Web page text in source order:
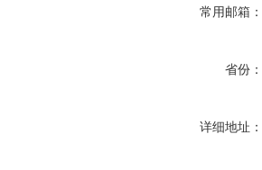
常用邮箱：
省份：
详细地址：